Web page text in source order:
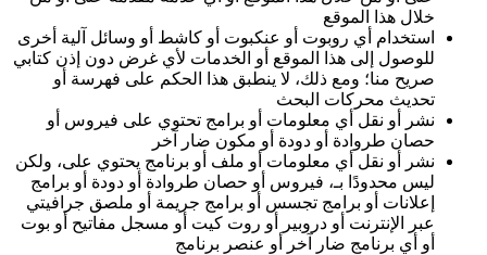
خلال هذا الموقع
استخدام أي روبوت أو عنكبوت أو كاشط أو وسائل آلية أخرى
للوصول إلى هذا الموقع أو الخدمات لأي غرض دون إذن كتابي
صريح منا؛ ومع ذلك، لا ينطبق هذا الحكم على فهرسة أو
تحديث محركات البحث
نشر أو نقل أي معلومات أو برامج تحتوي على فيروس أو
حصان طروادة أو دودة أو مكون ضار آخر
نشر أو نقل أي معلومات أو ملف أو برنامج يحتوي على، ولكن
ليس محدودًا بـ، فيروس أو حصان طروادة أو دودة أو برامج
إعلانات أو برامج تجسس أو برامج جريمة أو ملصق جرافيتي
عبر الإنترنت أو دروبير أو روت كيت أو مسجل مفاتيح أو بوت
أو أي برنامج ضار آخر أو عنصر برنامج